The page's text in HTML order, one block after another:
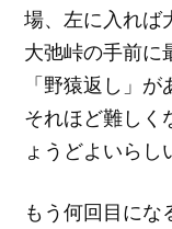
場、左に入れば
大弛峠の手前に
「野猿返し」が
それほど難しく
ょうどよいらし
もう何回目にな